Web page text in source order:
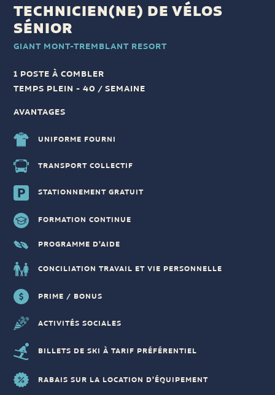
TECHNICIEN(NE) DE VÉLOS
SÉNIOR
GIANT MONT-TREMBLANT RESORT
1 POSTE À COMBLER
TEMPS PLEIN - 40 / SEMAINE
AVANTAGES
UNIFORME FOURNI
TRANSPORT COLLECTIF
STATIONNEMENT GRATUIT
FORMATION CONTINUE
PROGRAMME D'AIDE
CONCILIATION TRAVAIL ET VIE PERSONNELLE
PRIME / BONUS
ACTIVITÉS SOCIALES
BILLETS DE SKI À TARIF PRÉFÉRENTIEL
RABAIS SUR LA LOCATION D'ÉQUIPEMENT